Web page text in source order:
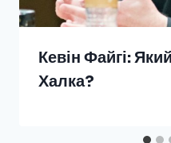
Кевін Файгі:
Халка?